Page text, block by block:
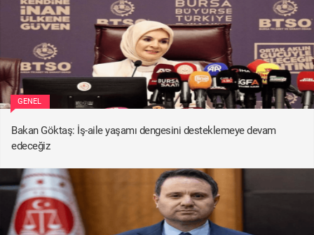
GENEL
Bakan Göktaş: İş-aile yaşamı dengesini desteklemeye devam
edeceğiz